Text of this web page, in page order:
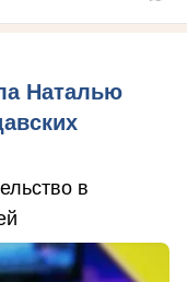
Наталью
в